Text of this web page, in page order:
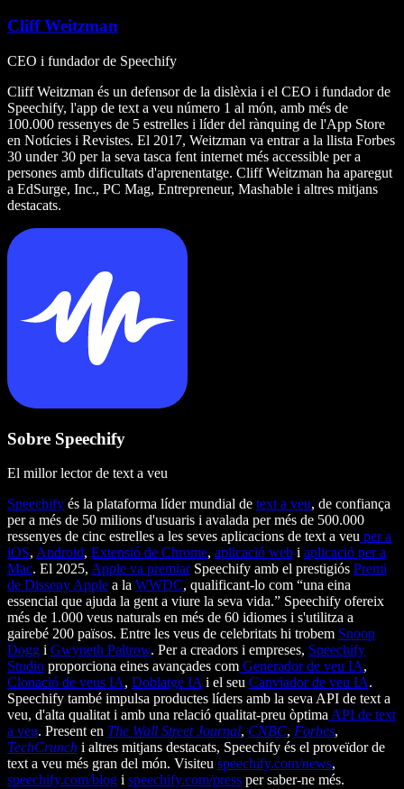
Cliff Weitzman
CEO i fundador de Speechify
Cliff Weitzman és un defensor de la dislèxia i el CEO i fundador de
Speechify, l'app de text a veu número 1 al món, amb més de
100.000 ressenyes de 5 estrelles i líder del rànquing de l'App Store
en Notícies i Revistes. El 2017, Weitzman va entrar a la llista Forbes
30 under 30 per la seva tasca fent internet més accessible per a
persones amb dificultats d'aprenentatge. Cliff Weitzman ha aparegut
a EdSurge, Inc., PC Mag, Entrepreneur, Mashable i altres mitjans
destacats.
Sobre Speechify
El millor lector de text a veu
Speechify és la plataforma líder mundial de text a veu, de confiança
per a més de 50 milions d'usuaris i avalada per més de 500.000
ressenyes de cinc estrelles a les seves aplicacions de text a veu per a
iOS, Android, Extensió de Chrome, aplicació web i aplicació per a
Mac. El 2025, Apple va premiarSpeechify amb el prestigiós Premi
de Disseny Apple a la WWDC, qualificant-lo com “una eina
essencial que ajuda la gent a viure la seva vida.” Speechify ofereix
més de 1.000 veus naturals en més de 60 idiomes i s'utilitza a
gairebé 200 països. Entre les veus de celebritats hi trobem Snoop
Dogg i Gwyneth Paltrow. Per a creadors i empreses, Speechify
Studio proporciona eines avançades com Generador de veu IA,
Clonació de veus IA, Doblatge IA i el seu Canviador de veu IA.
Speechify també impulsa productes líders amb la seva API de text a
veu, d'alta qualitat i amb una relació qualitat-preu òptima API de text
a veu. Present en The Wall Street Journal, CNBC, Forbes,
TechCrunch i altres mitjans destacats, Speechify és el proveïdor de
text a veu més gran del món. Visiteu speechify.com/news,
speechify.com/blog i speechify.com/press per saber-ne més.